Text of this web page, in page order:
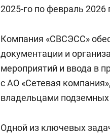
2025-го по февраль 2026
Компания «СВСЭСС»
документации и
мероприятий и ввода в
с АО «Сетевая
владельцами
Одной из ключевых